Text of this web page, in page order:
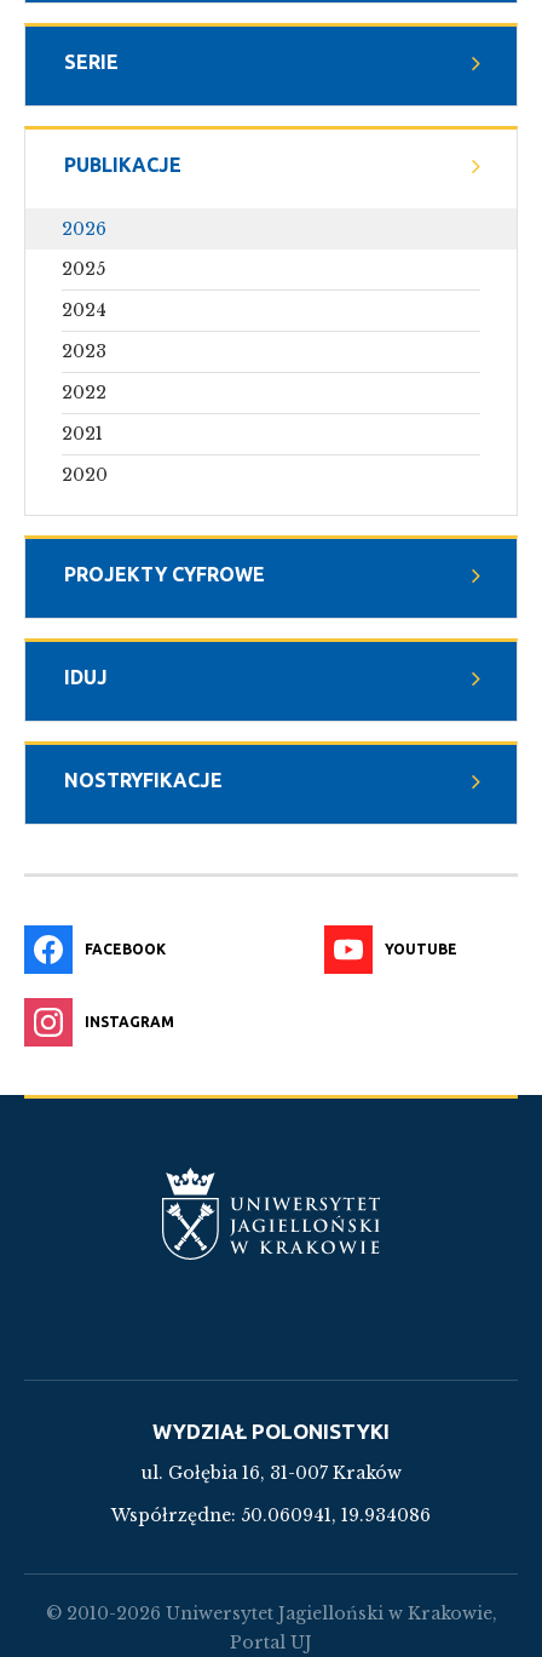
SERIE
PUBLIKACJE
2026
2025
2024
2023
2022
2021
2020
PROJEKTY CYFROWE
IDUJ
NOSTRYFIKACJE
FACEBOOK YOUTUBE
INSTAGRAM
WYDZIAŁ POLONISTYKI
ul. Gołębia 16, 31-007 Kraków
Współrzędne: 50.060941, 19.934086
© 2010-2026 Uniwersytet Jagielloński w Krakowie,
Portal UJ